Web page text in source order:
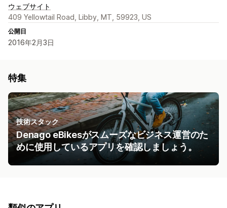
ウェブサイト
409 Yellowtail Road, Libby, MT, 59923, US
公開日
2016年2月3日
特集
技術スタック
Denago eBikesがスムーズなビジネス運営のた
めに使用しているアプリを確認しましょう。